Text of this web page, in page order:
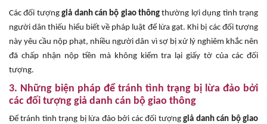
Các đối tượnggiả danh cán bộ giao thông thường lợi dụng tình trạng
người dân thiếu hiểu biết về pháp luật để lừa gạt. Khi bị các đối tượng
này yêu cầu nộp phạt, nhiều người dân vì sợ bị xử lý nghiêm khắc nên
đã chấp nhận nộp tiền mà không kiểm tra lại giấy tờ của các đối
tượng.
3. Những biện pháp để tránh tình trạng bị lừa đảo bởi
các đối tượng giả danh cán bộ giao thông
Để tránh tình trạng bị lừa đảo bởi các đối tượnggiả danh cán bộ giao